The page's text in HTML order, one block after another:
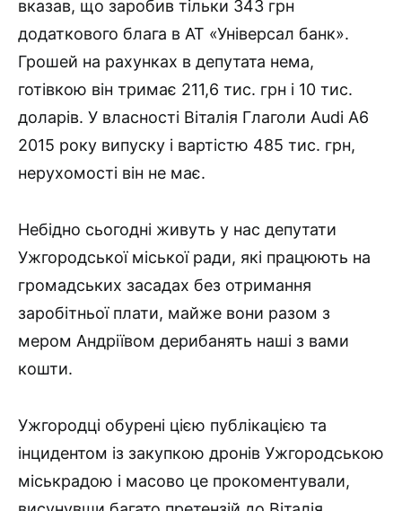
вказав, що заробив тільки 343 грн
додаткового блага в АТ «Універсал банк».
Грошей на рахунках в депутата нема,
готівкою він тримає 211,6 тис. грн і 10 тис.
доларів. У власності Віталія Глаголи Audi A6
2015 року випуску і вартістю 485 тис. грн,
нерухомості він не має.
Небідно сьогодні живуть у нас депутати
Ужгородської міської ради, які працюють на
громадських засадах без отримання
заробітньої плати, майже вони разом з
мером Андріївом дерибанять наші з вами
кошти.
Ужгородці обурені цією публікацією та
інцидентом із закупкою дронів Ужгородською
міськрадою і масово це прокоментували,